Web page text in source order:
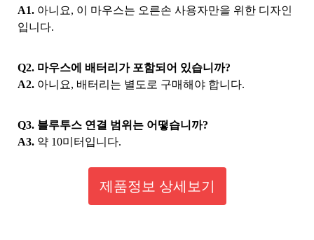
A1. 아니요, 이 마우스는 오른손 사용자만을 위한 디자인
입니다.
Q2. 마우스에 배터리가 포함되어 있습니까?
A2. 아니요, 배터리는 별도로 구매해야 합니다.
Q3. 블루투스 연결 범위는 어떻습니까?
A3. 약 10미터입니다.
제품정보 상세보기